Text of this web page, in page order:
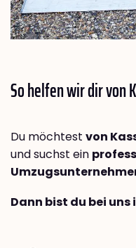
So helfen wir dir von
Du möchtest von
und suchst ein
Dann bist du bei